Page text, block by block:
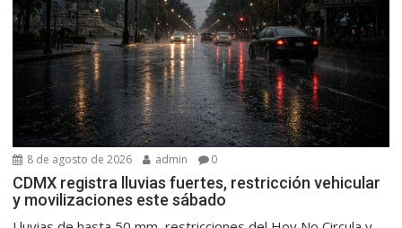
8 de agosto de 2026 admin 0
CDMX registra lluvias fuertes, restricción vehicular
y movilizaciones este sábado